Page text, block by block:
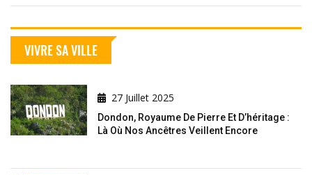
VIVRE SA VILLE
27 Juillet 2025
Dondon, Royaume De Pierre Et D’héritage :
Là Où Nos Ancêtres Veillent Encore